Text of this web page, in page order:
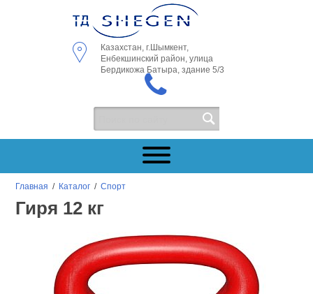
Казахстан, г.Шымкент,
Енбекшинский район, улица
Бердикожа Батыра, здание 5/3
Главная / Каталог /Спорт
Гиря 12 кг